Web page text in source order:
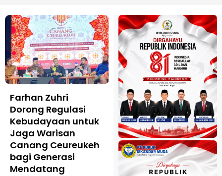
Farhan Zuhri
Dorong Regulasi
Kebudayaan untuk
Jaga Warisan
Canang Ceureukeh
bagi Generasi
Mendatang
Pacu Kuda
Tradisional Gayo,
Warisan Budaya
Aceh Tengah yang
Tetap Bertahan di
Tengah Modernisasi
Wisata